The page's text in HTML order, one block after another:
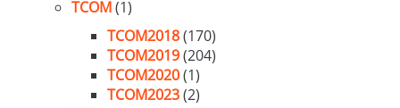
TCOM(1)
TCOM2018(170)
TCOM2019(204)
TCOM2020(1)
TCOM2023(2)